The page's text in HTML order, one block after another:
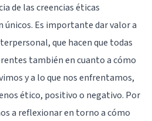
de las creencias éticas
únicos. Es importante dar valor a
que hacen que todas
también en cuanto a cómo
y a lo que nos enfrentamos,
ético, positivo o negativo. Por
a reflexionar en torno a cómo